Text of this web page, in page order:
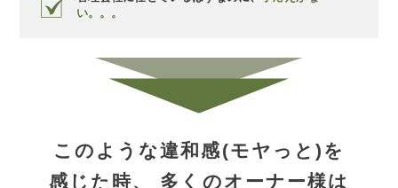
い。。。
このような違和感(モヤっと)を
感じた時、
多くのオーナー様は